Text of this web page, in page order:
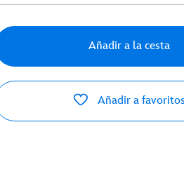
Añadir a la cesta
Añadir a favoritos